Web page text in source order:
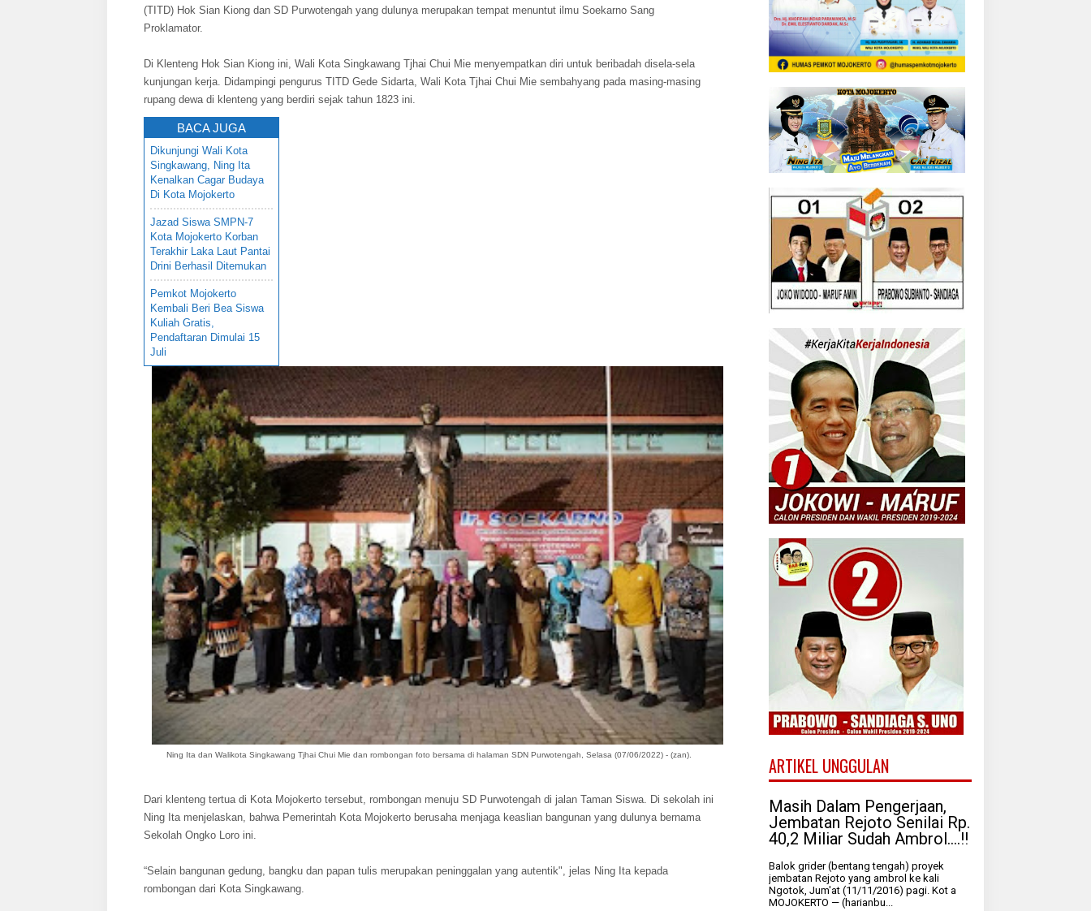
(TITD) Hok Sian Kiong dan SD Purwotengah yang dulunya merupakan tempat menuntut ilmu Soekarno Sang
Proklamator.
Di Klenteng Hok Sian Kiong ini, Wali Kota Singkawang Tjhai Chui Mie menyempatkan diri untuk beribadah disela-sela
kunjungan kerja. Didampingi pengurus TITD Gede Sidarta, Wali Kota Tjhai Chui Mie sembahyang pada masing-masing
rupang dewa di klenteng yang berdiri sejak tahun 1823 ini.
BACA JUGA
Dikunjungi Wali Kota
Singkawang, Ning Ita
Kenalkan Cagar Budaya
Di Kota Mojokerto
Jazad Siswa SMPN-7
Kota Mojokerto Korban
Terakhir Laka Laut Pantai
Drini Berhasil Ditemukan
Pemkot Mojokerto
Kembali Beri Bea Siswa
Kuliah Gratis,
Pendaftaran Dimulai 15
Juli
Ning Ita dan Walikota SingkawangTjhai Chui Mie dan rombongan foto bersama di halaman SDN Purwotengah, Selasa (07/06/2022) - (zan).
Dari klenteng tertua di Kota Mojokerto tersebut, rombongan menuju SD Purwotengah di jalan Taman Siswa. Di sekolah ini
Ning Ita menjelaskan, bahwa Pemerintah Kota Mojokerto berusaha menjaga keaslian bangunan yang dulunya bernama
Sekolah Ongko Loro ini.
“Selain bangunan gedung, bangku dan papan tulis merupakan peninggalan yang autentik", jelas Ning Ita kepada
rombongan dari Kota Singkawang.
ARTIKEL UNGGULAN
Masih Dalam Pengerjaan,
Jembatan Rejoto Senilai Rp.
40,2 Miliar Sudah Ambrol....!!
Balok grider (bentang tengah) proyek
jembatan Rejoto yang ambrol ke kali
Ngotok, Jum'at (11/11/2016) pagi. Kot a
MOJOKERTO — (harianbu...